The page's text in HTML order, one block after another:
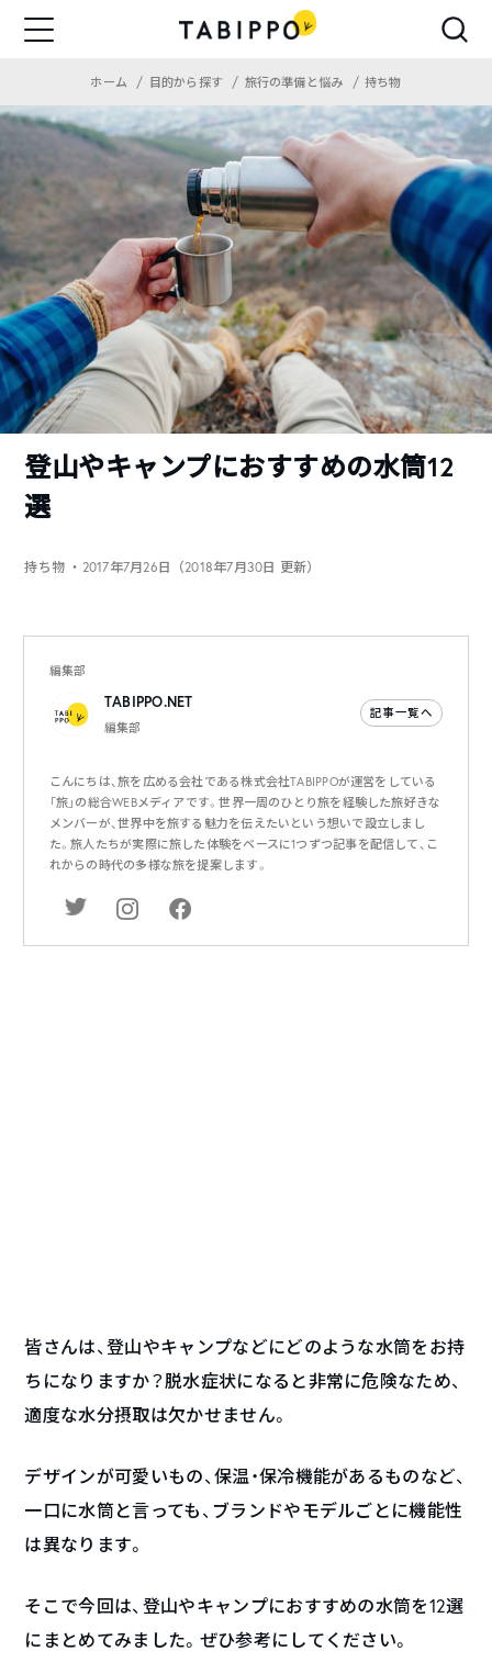
ホーム 目的から探す 旅行の準備と悩み 持ち物
登山やキャンプにおすすめの水筒12
選
持ち物 ・2017年7月26日（2018年7月30日 更新）
編集部
TABIPPO.NET
編集部
記事一覧へ
こんにちは、旅を広める会社である株式会社TABIPPOが運営をしている
「旅」の総合WEBメディアです。世界一周のひとり旅を経験した旅好きな
メンバーが、世界中を旅する魅力を伝えたいという想いで設立しまし
た。旅人たちが実際に旅した体験をベースに1つずつ記事を配信して、こ
れからの時代の多様な旅を提案します。
皆さんは、登山やキャンプなどにどのような水筒をお持
ちになりますか？脱水症状になると非常に危険なため、
適度な水分摂取は欠かせません。
デザインが可愛いもの、保温・保冷機能があるものなど、
一口に水筒と言っても、ブランドやモデルごとに機能性
は異なります。
そこで今回は、登山やキャンプにおすすめの水筒を12選
にまとめてみました。ぜひ参考にしてください。